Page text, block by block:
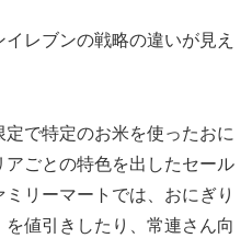
レブンの戦略の違いが見え
で特定のお米を使ったおに
ごとの特色を出したセール
リーマートでは、おにぎり
値引きしたり、常連さん向